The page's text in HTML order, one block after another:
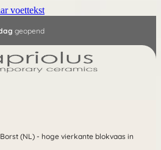
voettekst
geopend
(NL) - hoge vierkante blokvaas in